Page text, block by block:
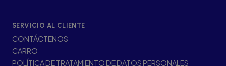
SERVICIO AL CLIENTE
CONTÁCTENOS
CARRO
POLÍTICA DE TRATAMIENTO DE DATOS PERSONALES